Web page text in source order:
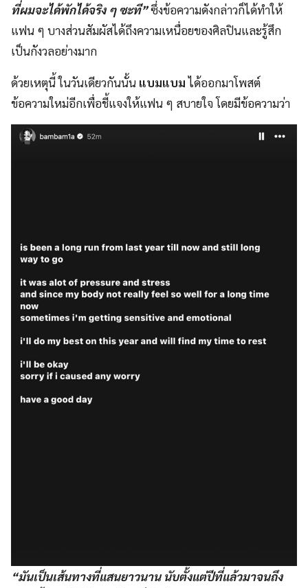
ที่ผมจะได้พักได้จริง ๆ ซะที”ซึ่งข้อความดังกล่าวก็ได้ทำให้
แฟน ๆ บางส่วนสัมผัสได้ถึงความเหนื่อยของศิลปินและรู้สึก
เป็นกังวลอย่างมาก
ด้วยเหตุนี้ ในวันเดียวกันนั้น แบมแบมได้ออกมาโพสต์
ข้อความใหม่อีกเพื่อชี้แจงให้แฟน ๆ สบายใจ โดยมีข้อความว่า
“มันเป็นเส้นทางที่แสนยาวนาน นับตั้งแต่ปีที่แล้วมาจนถึง